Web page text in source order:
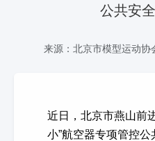
公共安
来源：北京市模型运动
近日，北京市燕山前
小”航空器专项管控